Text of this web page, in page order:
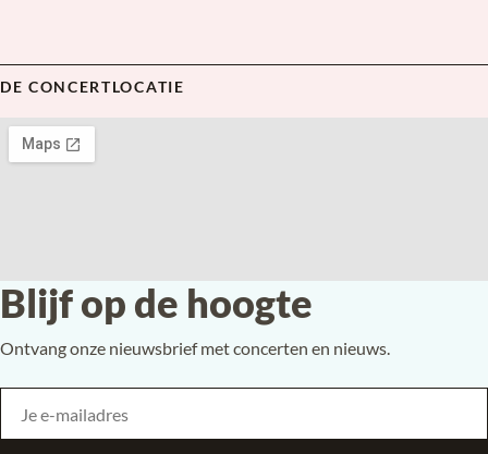
DE CONCERTLOCATIE
Blijf op de hoogte
Ontvang onze nieuwsbrief met concerten en nieuws.